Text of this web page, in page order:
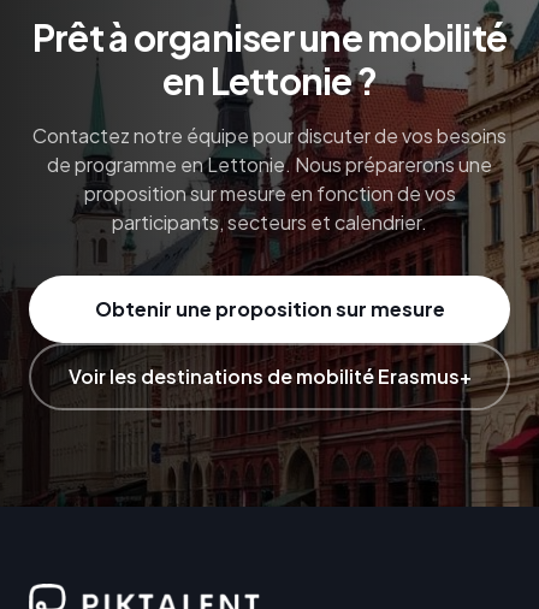
Prêt à organiser une mobilité
en Lettonie ?
Contactez notre équipe pour discuter de vos besoins
de programme en Lettonie. Nous préparerons une
proposition sur mesure en fonction de vos
participants, secteurs et calendrier.
Obtenir une proposition sur mesure
Voir les destinations de mobilité Erasmus+